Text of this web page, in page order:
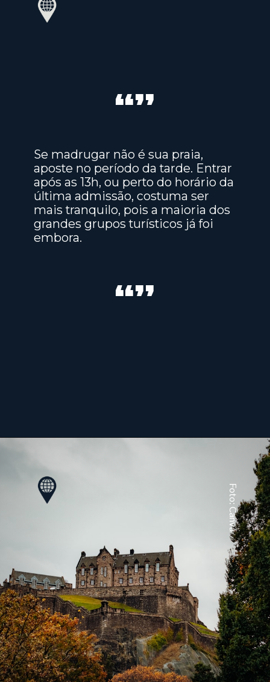
Se madrugar não é sua praia,
aposte no período da tarde. Entrar
após as 13h, ou perto do horário da
última admissão, costuma ser
mais tranquilo, pois a maioria dos
grandes grupos turísticos já foi
embora.
“”
“”
Foto: Canva